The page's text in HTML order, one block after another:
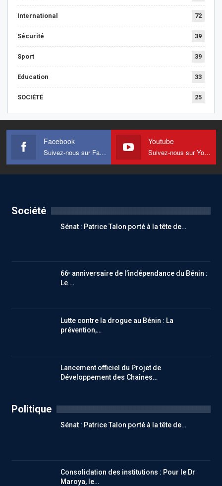
International 72
Sécurité 39
Sport 39
Education 33
SOCIÉTÉ 25
Facebook
Suivez-nous sur Facebook
Youtube
Suivez-nous sur Youtube
Société
Sénat : Patrice Talon porté à la tête de…
66ᵉ anniversaire de l’indépendance du Bénin :
Le …
Lutte contre la drogue au Bénin : La
prévention,…
Lancement officiel du Projet de
Développement des Chaînes…
Politique
Sénat : Patrice Talon porté à la tête de…
Consolidation des institutions : Pour le Dr
Maroya, le…